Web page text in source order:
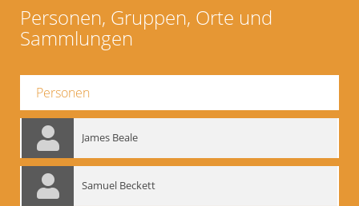
Personen, Gruppen, Orte und
Sammlungen
Personen
James Beale
Samuel Beckett